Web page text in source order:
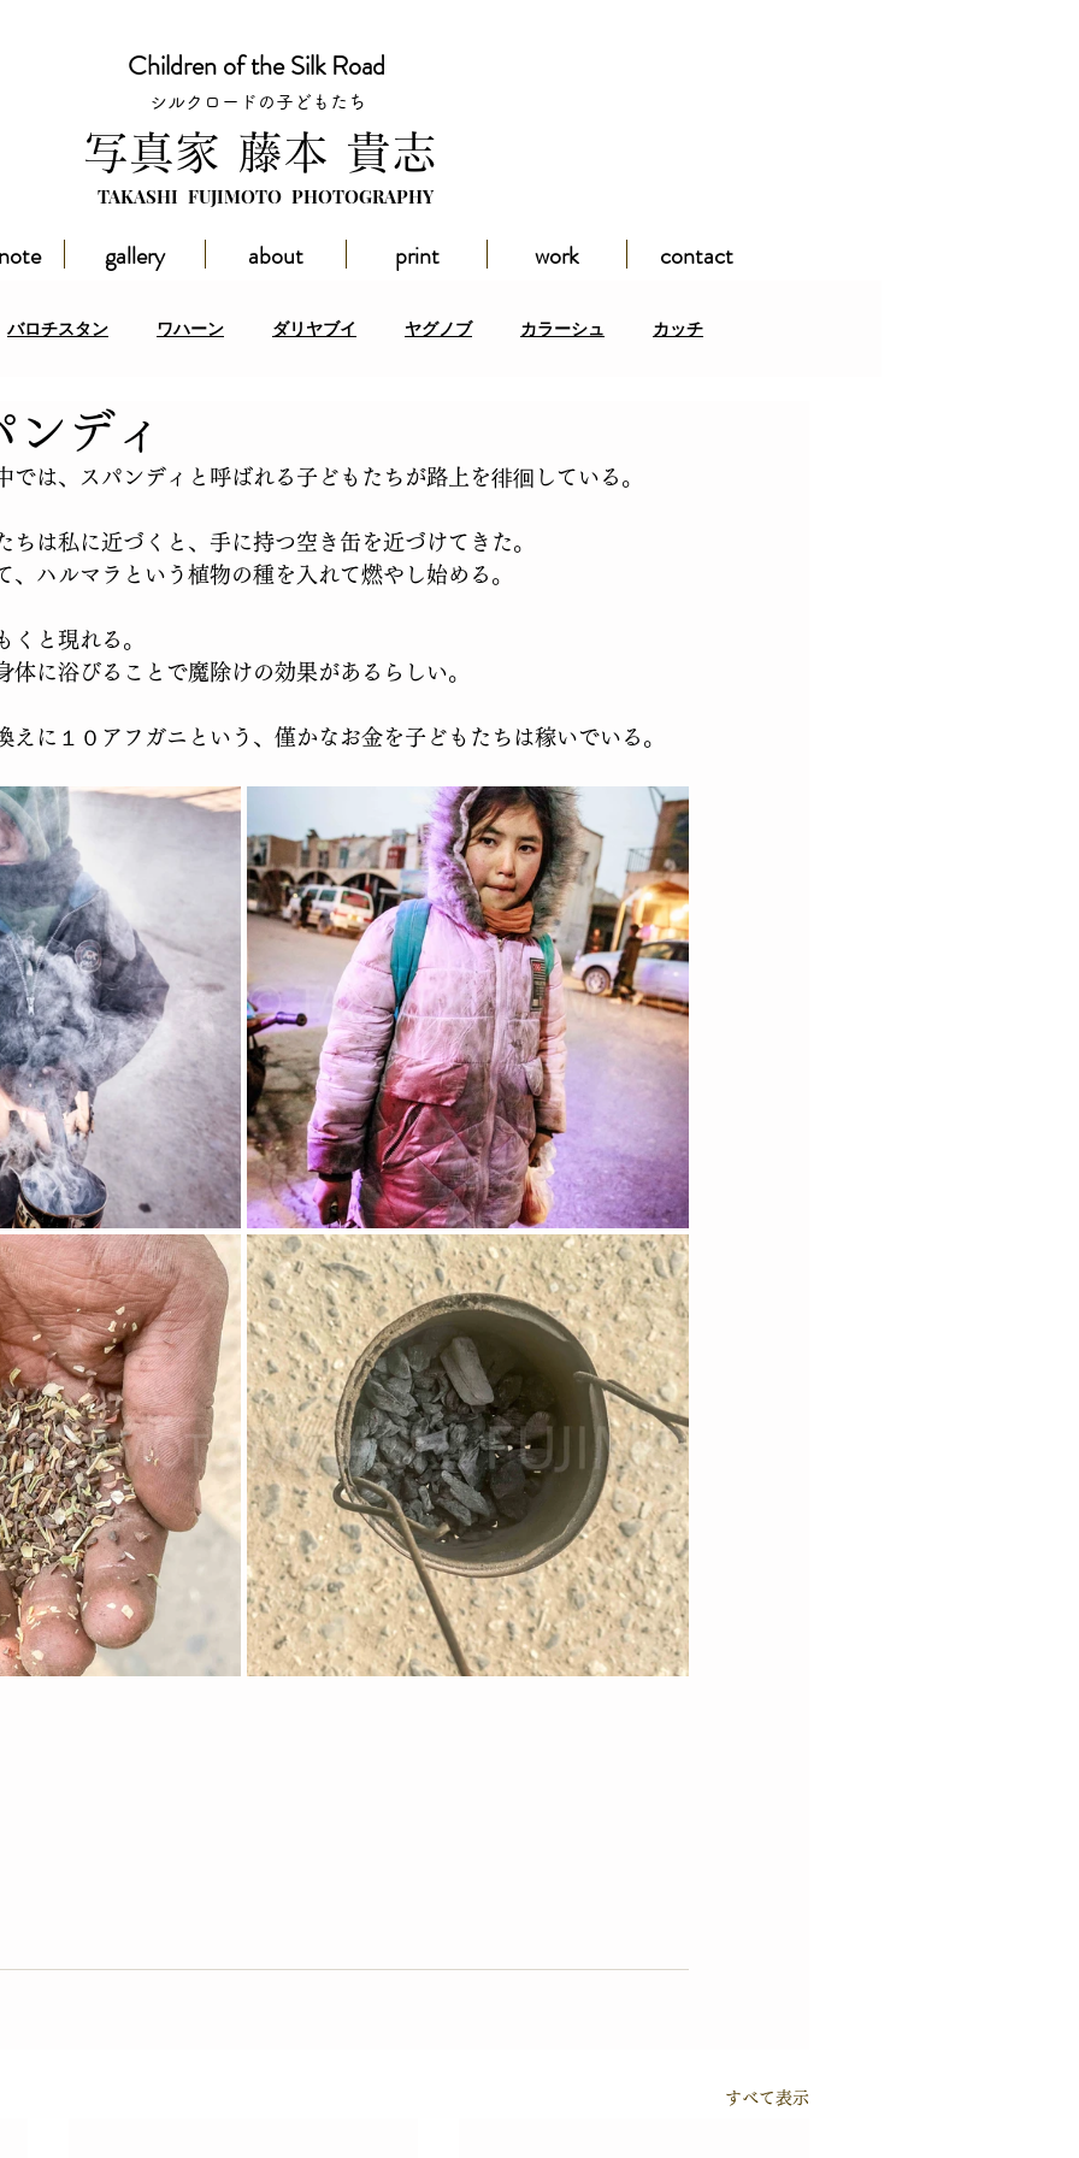
Children of the Silk Road
シルクロードの子どもたち
​写真家 藤本 貴志
TAKASHI FUJIMOTO PHOTOGRAPHY
gallery about print work contact
バロチスタン ワハーン ダリヤブイ ヤグノブ カラーシュ カッチ
タン ハドラマウト
ディ
では、スパンディと呼ばれる子どもたちが路上を徘徊している。
ちは私に近づくと、手に持つ空き缶を近づけてきた。
、ハルマラという植物の種を入れて燃やし始める。
くと現れる。
体に浴びることで魔除けの効果があるらしい。
えに１０アフガニという、僅かなお金を子どもたちは稼いでいる。
すべて表示